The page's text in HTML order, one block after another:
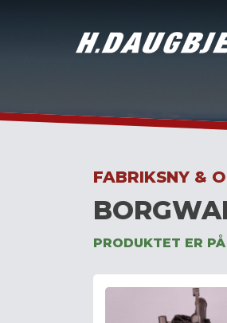
FABRIKSNY &
PRODUKTET ER